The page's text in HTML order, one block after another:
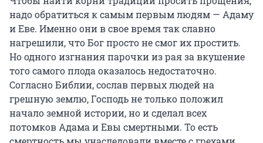
надо обратиться к самым первым людям — Адаму
и Еве. Именно они в свое время так славно
нагрешили, что Бог просто не смог их простить.
Но одного изгнания парочки из рая за вкушение
того самого плода оказалось недостаточно.
Согласно Библии, сослав первых людей на
грешную землю, Господь не только положил
начало земной истории, но и сделал всех
потомков Адама и Евы смертными. То есть